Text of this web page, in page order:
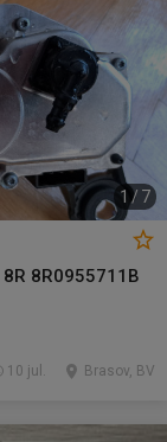
1 / 7
8R0955711B
Brasov, BV
10 jul.